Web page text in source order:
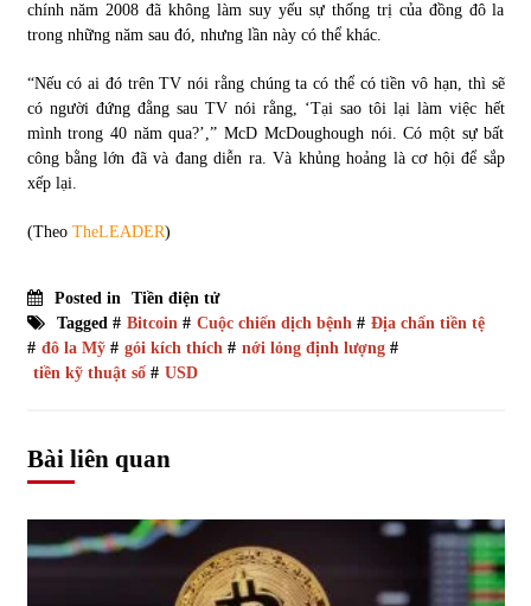
chính năm 2008 đã không làm suy yếu sự thống trị của đồng đô la
trong những năm sau đó, nhưng lần này có thể khác.
“Nếu có ai đó trên TV nói rằng chúng ta có thể có tiền vô hạn, thì sẽ
có người đứng đằng sau TV nói rằng, ‘Tại sao tôi lại làm việc hết
mình trong 40 năm qua?’,” McD McDoughough nói. Có một sự bất
công bằng lớn đã và đang diễn ra. Và khủng hoảng là cơ hội để sắp
xếp lại.
(Theo TheLEADER)
Posted in Tiền điện tử
Tagged # Bitcoin# Cuộc chiến dịch bệnh# Địa chấn tiền tệ
# đô la Mỹ# gói kích thích# nới lỏng định lượng#
tiền kỹ thuật số# USD
Bài liên quan